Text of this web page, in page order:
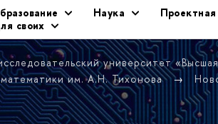
Наука
своих
университет
им. А.Н. Тихонова